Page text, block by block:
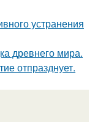
устранения
древнего мира.
отпразднует.